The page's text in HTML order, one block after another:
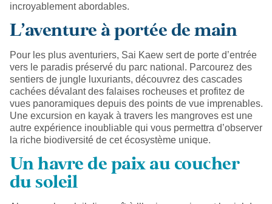
incroyablement abordables.
L’aventure à portée de main
Pour les plus aventuriers, Sai Kaew sert de porte d’entrée
vers le paradis préservé du parc national. Parcourez des
sentiers de jungle luxuriants, découvrez des cascades
cachées dévalant des falaises rocheuses et profitez de
vues panoramiques depuis des points de vue imprenables.
Une excursion en kayak à travers les mangroves est une
autre expérience inoubliable qui vous permettra d’observer
la riche biodiversité de cet écosystème unique.
Un havre de paix au coucher
du soleil